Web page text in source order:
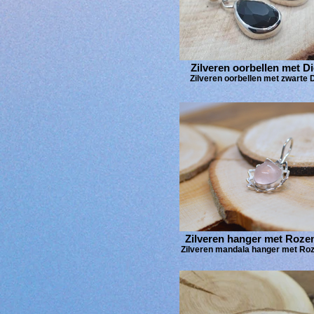
Zilveren oorbellen met
Zilveren oorbellen met zwarte
Zilveren hanger met
Zilveren mandala hanger met